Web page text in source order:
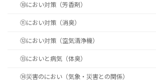
⑩におい対策（芳香剤）
⑪におい対策（消臭）
⑫におい対策（空気清浄機）
⑬においと病気（体臭）
⑭災害のにおい（気象・災害との関係）